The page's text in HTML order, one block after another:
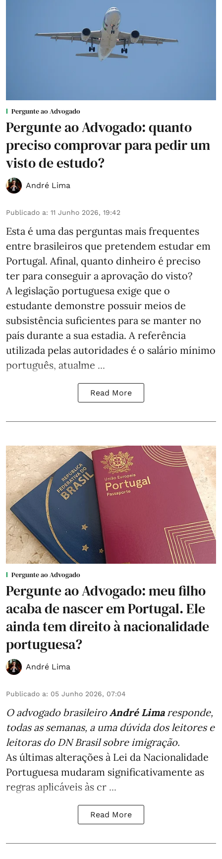
Pergunte ao Advogado
Pergunte ao Advogado: quanto
preciso comprovar para pedir um
visto de estudo?
André Lima
Publicado a: 11 Junho 2026, 19:42
Esta é uma das perguntas mais frequentes
entre brasileiros que pretendem estudar em
Portugal. Afinal, quanto dinheiro é preciso
ter para conseguir a aprovação do visto?
A legislação portuguesa exige que o
estudante demonstre possuir meios de
subsistência suficientes para se manter no
país durante a sua estadia. A referência
utilizada pelas autoridades é o salário mínimo
português, atualme ...
Read More
Pergunte ao Advogado
Pergunte ao Advogado: meu filho
acaba de nascer em Portugal. Ele
ainda tem direito à nacionalidade
portuguesa?
André Lima
Publicado a: 05 Junho 2026, 07:04
O advogado brasileiroAndré Limaresponde,
todas as semanas, a uma dúvida dos leitores e
leitoras do DN Brasil sobre imigração.
As últimas alterações à Lei da Nacionalidade
Portuguesa mudaram significativamente as
regras aplicáveis às cr ...
Read More